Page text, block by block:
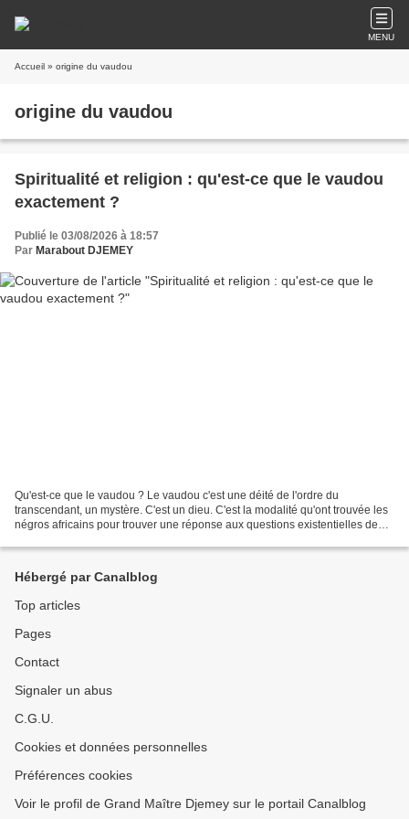
MENU
Accueil » origine du vaudou
origine du vaudou
Spiritualité et religion : qu'est-ce que le vaudou
exactement ?
Publié le 03/08/2026 à 18:57
Par Marabout DJEMEY
Qu'est-ce que le vaudou ? Le vaudou c'est une déité de l'ordre du
transcendant, un mystère. C'est un dieu. C'est la modalité qu'ont trouvée les
négros africains pour trouver une réponse aux questions existentielles de
Hébergé par Canalblog
Top articles
Pages
Contact
Signaler un abus
C.G.U.
Cookies et données personnelles
Préférences cookies
Voir le profil de Grand Maître Djemey sur le portail Canalblog